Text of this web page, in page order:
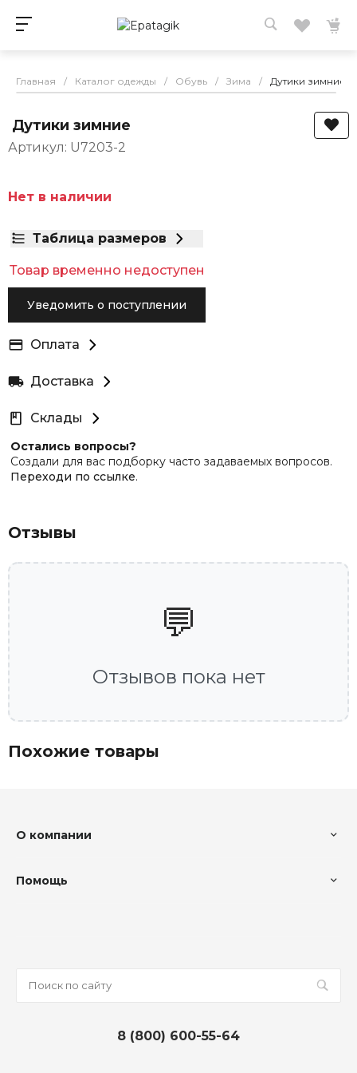
Главная / Каталог одежды / Обувь / Зима / Дутики зимние
Дутики зимние
Артикул: U7203-2
Нет в наличии
Таблица размеров
Товар временно недоступен
Уведомить о поступлении
Оплата
Доставка
Склады
Остались вопросы?
Создали для вас подборку часто задаваемых вопросов.
Переходи по ссылке.
Отзывы
💬
Отзывов пока нет
Похожие товары
О компании
Помощь
8 (800) 600-55-64